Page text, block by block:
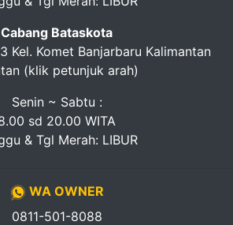
Cabang Bataskota
Kel. Komet Banjarbaru Kalimantan
(klik petunjuk arah)
Senin ~ Sabtu :
sd 20.00 WITA
& Tgl Merah: LIBUR
WA OWNER
0811-501-8088